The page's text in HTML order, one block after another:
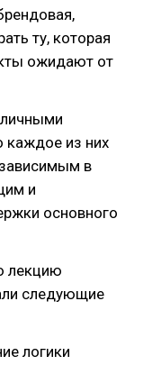
ту, которая
ожидают от
каждое из них
в
и
основного
лекцию
следующие
логики